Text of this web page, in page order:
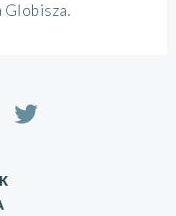
Globisza.